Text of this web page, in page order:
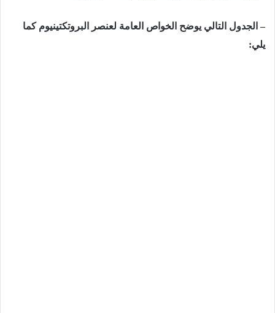
– الجدول التالي يوضح الخواص العامة لعنصر البروتكتينيوم كما
يلي: